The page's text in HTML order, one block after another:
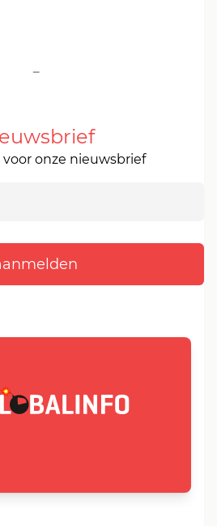
-
voor onze nieuwsbrief